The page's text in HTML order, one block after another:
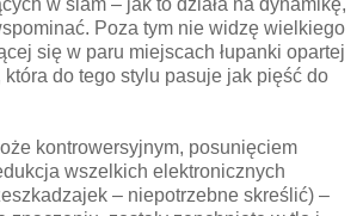
Poza tym nie widzę wielkiego
się w paru miejscach łupanki opartej
która do tego stylu pasuje jak pięść do
kontrowersyjnym, posunięciem
wszelkich elektronicznych
– niepotrzebne skreślić) –